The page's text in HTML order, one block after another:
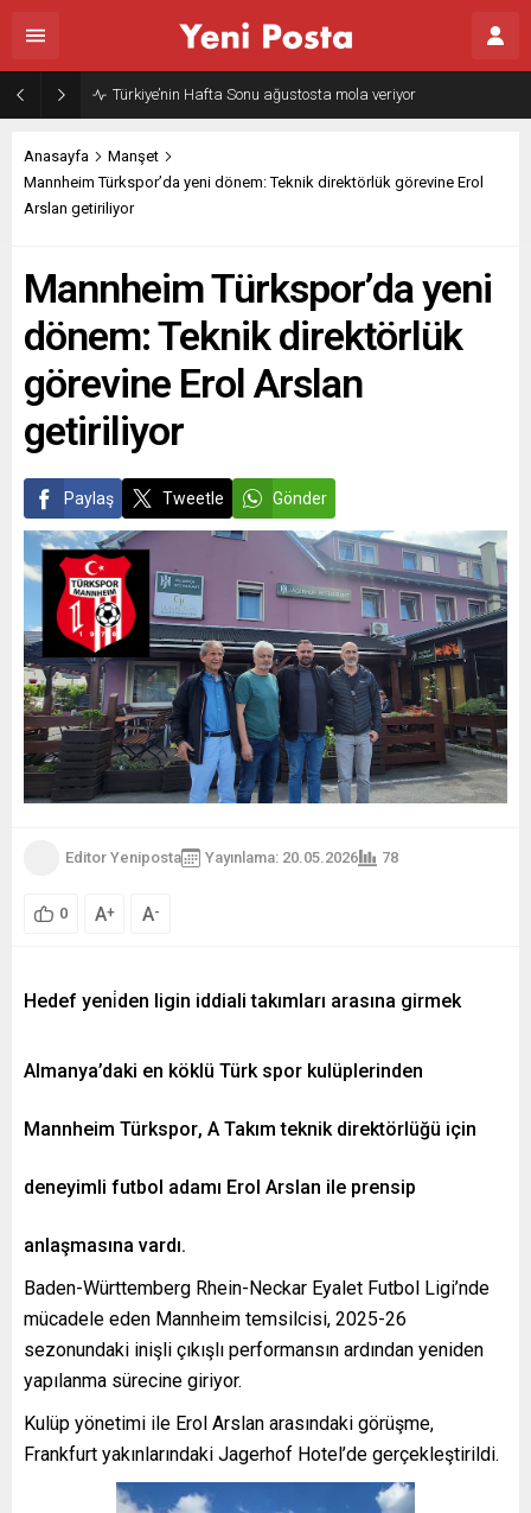
Gazze’nin geleceği: Teknokratik kontrol mü, kolonializm mi?
Anasayfa
Manşet
Mannheim Türkspor’da yeni dönem: Teknik direktörlük görevine Erol
Arslan getiriliyor
Mannheim Türkspor’da yeni
dönem: Teknik direktörlük
görevine Erol Arslan
getiriliyor
Paylaş Tweetle Gönder
Editor Yeniposta Yayınlama: 20.05.2026 78
0 A+ A-
Hedef yeni̇den ligin iddiali takımları arasına girmek
Almanya’daki en köklü Türk spor kulüplerinden
Mannheim Türkspor, A Takım teknik direktörlüğü için
deneyimli futbol adamı Erol Arslan ile prensip
anlaşmasına vardı.
Baden-Württemberg Rhein-Neckar Eyalet Futbol Ligi’nde
mücadele eden Mannheim temsilcisi, 2025-26
sezonundaki inişli çıkışlı performansın ardından yeniden
yapılanma sürecine giriyor.
Kulüp yönetimi ile Erol Arslan arasındaki görüşme,
Frankfurt yakınlarındaki Jagerhof Hotel’de gerçekleştirildi.